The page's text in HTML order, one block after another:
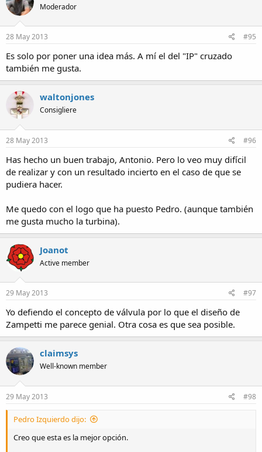
Moderador
28 May 2013 #95
Es solo por poner una idea más. A mí el del "IP" cruzado
también me gusta.
waltonjones
Consigliere
28 May 2013 #96
Has hecho un buen trabajo, Antonio. Pero lo veo muy difícil
de realizar y con un resultado incierto en el caso de que se
pudiera hacer.
Me quedo con el logo que ha puesto Pedro. (aunque también
me gusta mucho la turbina).
Joanot
Active member
29 May 2013 #97
Yo defiendo el concepto de válvula por lo que el diseño de
Zampetti me parece genial. Otra cosa es que sea posible.
claimsys
Well-known member
29 May 2013 #98
Pedro Izquierdo dijo:
Creo que esta es la mejor opción.